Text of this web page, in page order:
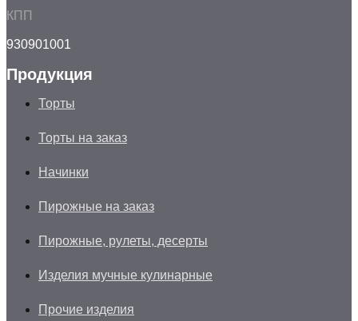
КПП
930901001
Продукция
Торты
Торты на заказ
Начинки
Пирожные на заказ
Пирожные, рулеты, десерты
Изделия мучные кулинарные
Прочие изделия